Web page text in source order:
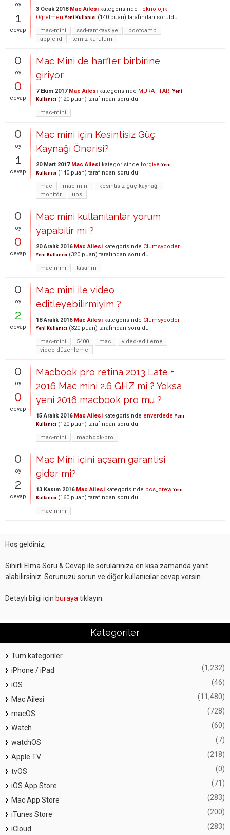
oy
1
cevap
3 Ocak 2018 Mac Ailesi kategorisinde Teknolojik
Öğretmen Yeni Kullanıcı (140 puan) tarafından soruldu
mac-mini
ssd-ram-tavsiye
bootcamp
apple-id
temiz-kurulum
0
oy
0
cevap
Mac Mini de harfler birbirine
giriyor
7 Ekim 2017 Mac Ailesi kategorisinde MURAT.TARI Yeni
Kullanıcı (120 puan) tarafından soruldu
mac-mini
0
oy
1
cevap
Mac mini için Kesintisiz Güç
Kaynağı Önerisi?
20 Mart 2017 Mac Ailesi kategorisinde forgive Yeni
Kullanıcı (140 puan) tarafından soruldu
mac
mac-mini
kesintisiz-güç-kaynağı
monitör
ups
0
oy
0
cevap
Mac mini kullanılanlar yorum
yapabilir mi ?
20 Aralık 2016 Mac Ailesi kategorisinde Clumsycoder
Yeni Kullanıcı (320 puan) tarafından soruldu
mac-mini
tasarim
0
oy
2
cevap
Mac mini ile video
editleyebilirmiyim ?
18 Aralık 2016 Mac Ailesi kategorisinde Clumsycoder
Yeni Kullanıcı (320 puan) tarafından soruldu
mac-mini
5400 mac
video-editleme
video-düzenleme
0
oy
0
cevap
Macbook pro retina 2013 Late +
2016 Mac mini 2.6 GHZ mi ? Yoksa
yeni 2016 macbook pro mu ?
15 Aralık 2016 Mac Ailesi kategorisinde enverdede Yeni
Kullanıcı (120 puan) tarafından soruldu
mac-mini
macbook-pro
0
oy
2
cevap
Mac Mini içini açsam garantisi
gider mi?
13 Kasım 2016 Mac Ailesi kategorisinde bcs_crew Yeni
Kullanıcı (160 puan) tarafından soruldu
mac-mini
Hoş geldiniz,
Sihirli Elma Soru & Cevap ile sorularınıza en kısa zamanda yanıt
alabilirsiniz. Sorunuzu sorun ve diğer kullanıcılar cevap versin.
Detaylı bilgi için buraya tıklayın.
Kategoriler
Tüm kategoriler
iPhone / iPad
(1,232)
iOS (46)
Mac Ailesi (11,480)
macOS (728)
Watch (60)
watchOS (7)
Apple TV (218)
tvOS (0)
iOS App Store (71)
Mac App Store (283)
iTunes Store (200)
iCloud (283)